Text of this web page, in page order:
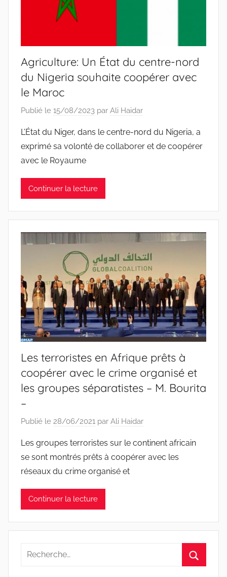
Agriculture: Un État du centre-nord
du Nigeria souhaite coopérer avec
le Maroc
Publié le 15/08/2023 par Ali Haidar
L’État du Niger, dans le centre-nord du Nigeria, a
exprimé sa volonté de collaborer et de coopérer
avec le Royaume
Continuer la lecture
Les terroristes en Afrique prêts à
coopérer avec le crime organisé et
les groupes séparatistes – M. Bourita
–
Publié le 28/06/2021 par Ali Haidar
Les groupes terroristes sur le continent africain
se sont montrés prêts à coopérer avec les
réseaux du crime organisé et
Continuer la lecture
Recherche